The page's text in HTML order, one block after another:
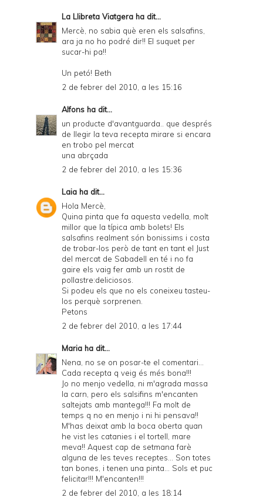
La Llibreta Viatgera ha dit...
Mercè, no sabia què eren els salsafins,
ara ja no ho podré dir!! El suquet per
sucar-hi pa!!
Un petó! Beth
2 de febrer del 2010, a les 15:16
Alfons ha dit...
un producte d'avantguarda.. que després
de llegir la teva recepta mirare si encara
en trobo pel mercat
una abrçada
2 de febrer del 2010, a les 15:36
Laia ha dit...
Hola Mercè,
Quina pinta que fa aquesta vedella, molt
millor que la típica amb bolets! Els
salsafins realment són bonissims i costa
de trobar-los però de tant en tant el Just
del mercat de Sabadell en té i no fa
gaire els vaig fer amb un rostit de
pollastre:deliciosos.
Si podeu els que no els coneixeu tasteu-
los perquè sorprenen.
Petons
2 de febrer del 2010, a les 17:44
Maria ha dit...
Nena, no se on posar-te el comentari...
Cada recepta q veig és més bona!!!
Jo no menjo vedella, ni m'agrada massa
la carn, pero els salsifins m'encanten
saltejats amb mantega!!! Fa molt de
temps q no en menjo i ni hi pensava!!
M'has deixat amb la boca oberta quan
he vist les catanies i el tortell, mare
meva!! Aquest cap de setmana farè
alguna de les teves receptes... Son totes
tan bones, i tenen una pinta... Sols et puc
felicitar!!! M'encanten!!!
2 de febrer del 2010, a les 18:14